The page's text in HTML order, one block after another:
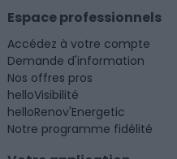
Espace professionnels
Accédez à votre compte
Demande d'information
Nos offres pros
helloVisibilité
helloRenov'Energetic
Notre programme fidélité